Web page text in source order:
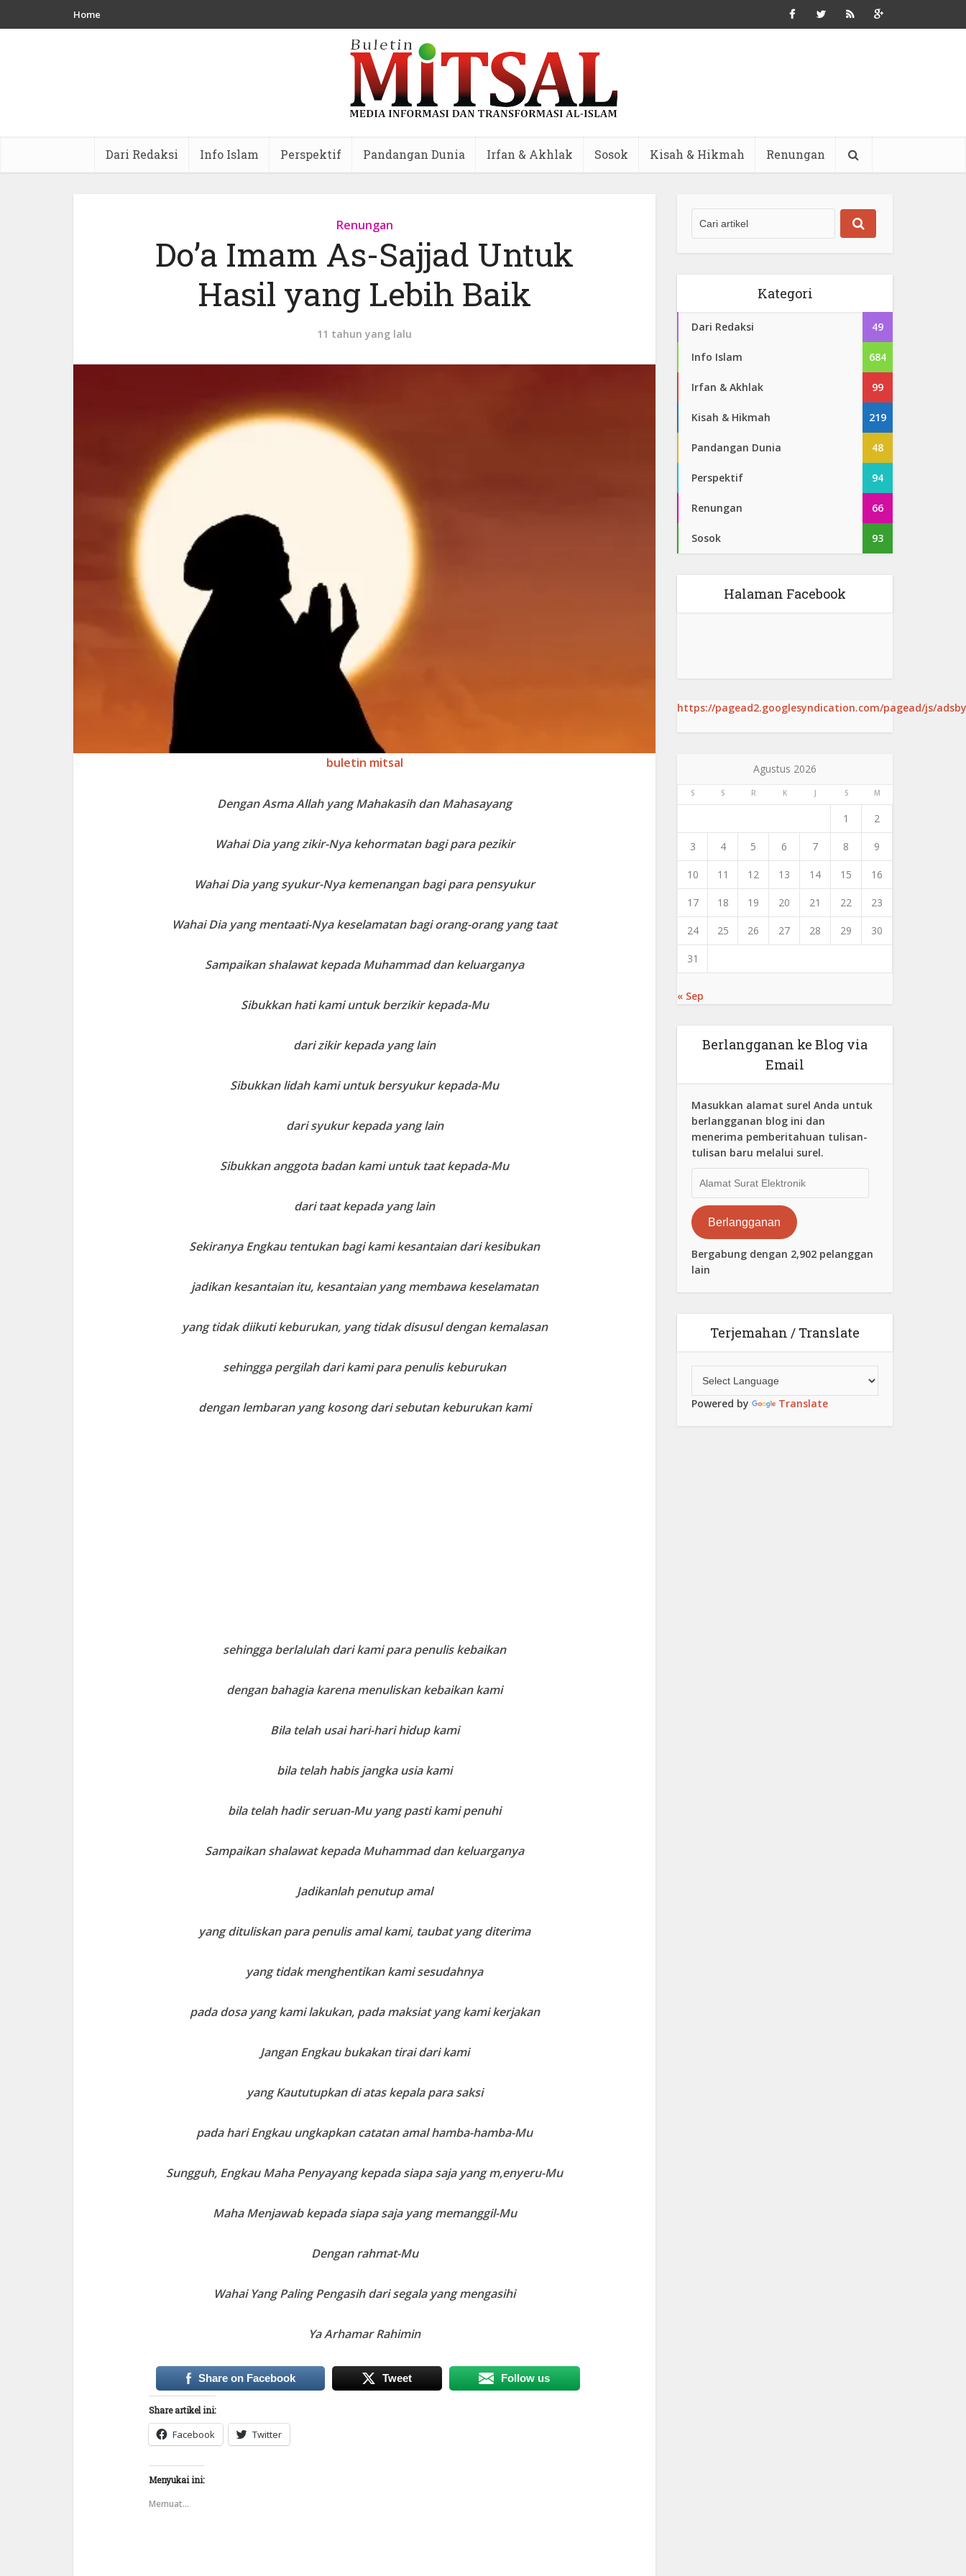
Home
Dari Redaksi Info Islam Perspektif Pandangan Dunia Irfan & Akhlak Sosok Kisah & Hikmah Renungan
Renungan
Do’a Imam As-Sajjad Untuk
Hasil yang Lebih Baik
11 tahun yang lalu
buletin mitsal
Dengan Asma Allah yang Mahakasih dan Mahasayang
Wahai Dia yang zikir-Nya kehormatan bagi para pezikir
Wahai Dia yang syukur-Nya kemenangan bagi para pensyukur
Wahai Dia yang mentaati-Nya keselamatan bagi orang-orang yang taat
Sampaikan shalawat kepada Muhammad dan keluarganya
Sibukkan hati kami untuk berzikir kepada-Mu
dari zikir kepada yang lain
Sibukkan lidah kami untuk bersyukur kepada-Mu
dari syukur kepada yang lain
Sibukkan anggota badan kami untuk taat kepada-Mu
dari taat kepada yang lain
Sekiranya Engkau tentukan bagi kami kesantaian dari kesibukan
jadikan kesantaian itu, kesantaian yang membawa keselamatan
yang tidak diikuti keburukan, yang tidak disusul dengan kemalasan
sehingga pergilah dari kami para penulis keburukan
dengan lembaran yang kosong dari sebutan keburukan kami
sehingga berlalulah dari kami para penulis kebaikan
dengan bahagia karena menuliskan kebaikan kami
Bila telah usai hari-hari hidup kami
bila telah habis jangka usia kami
bila telah hadir seruan-Mu yang pasti kami penuhi
Sampaikan shalawat kepada Muhammad dan keluarganya
Jadikanlah penutup amal
yang dituliskan para penulis amal kami, taubat yang diterima
yang tidak menghentikan kami sesudahnya
pada dosa yang kami lakukan, pada maksiat yang kami kerjakan
Jangan Engkau bukakan tirai dari kami
yang Kaututupkan di atas kepala para saksi
pada hari Engkau ungkapkan catatan amal hamba-hamba-Mu
Sungguh, Engkau Maha Penyayang kepada siapa saja yang m,enyeru-Mu
Maha Menjawab kepada siapa saja yang memanggil-Mu
Dengan rahmat-Mu
Wahai Yang Paling Pengasih dari segala yang mengasihi
Ya Arhamar Rahimin
Share on Facebook Tweet Follow us
Share artikel ini:
Facebook Twitter
Menyukai ini:
Memuat...
Kategori
Dari Redaksi 49
Info Islam 684
Irfan & Akhlak 99
Kisah & Hikmah 219
Pandangan Dunia 48
Perspektif 94
Renungan 66
Sosok 93
Halaman Facebook
https://pagead2.googlesyndication.com/pagead/js/
Agustus 2026
S S R K J S M
1 2
3 4 5 6 7 8 9
10 11 12 13 14 15 16
17 18 19 20 21 22 23
24 25 26 27 28 29 30
31
« Sep
Berlangganan ke Blog via
Email
Masukkan alamat surel Anda untuk
berlangganan blog ini dan
menerima pemberitahuan tulisan-
tulisan baru melalui surel.
Surat
Elektronik
Berlangganan
Bergabung dengan 2,902 pelanggan
lain
Terjemahan / Translate
Powered by Translate